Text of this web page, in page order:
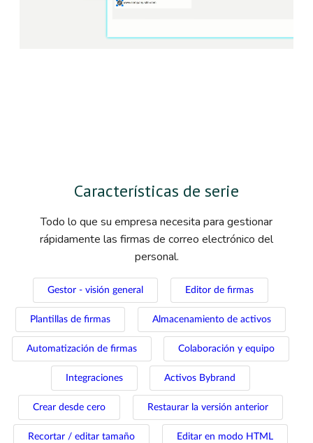
Características de serie
Todo lo que su empresa necesita para gestionar
rápidamente las firmas de correo electrónico del
personal.
Gestor - visión general Editor de firmas
Plantillas de firmas Almacenamiento de activos
Automatización de firmas Colaboración y equipo
Integraciones Activos Bybrand
Crear desde cero Restaurar la versión anterior
Recortar / editar tamaño Editar en modo HTML